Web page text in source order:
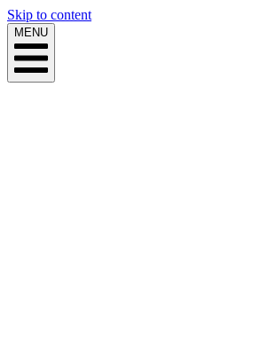
Skip to content
MENU